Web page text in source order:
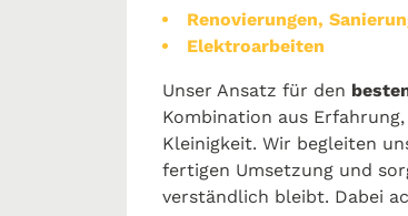
Renovierungen,
Elektroarbeiten
Unser Ansatz für den
Kombination aus
Kleinigkeit. Wir begleiten
fertigen Umsetzung und
verständlich bleibt. Dabei